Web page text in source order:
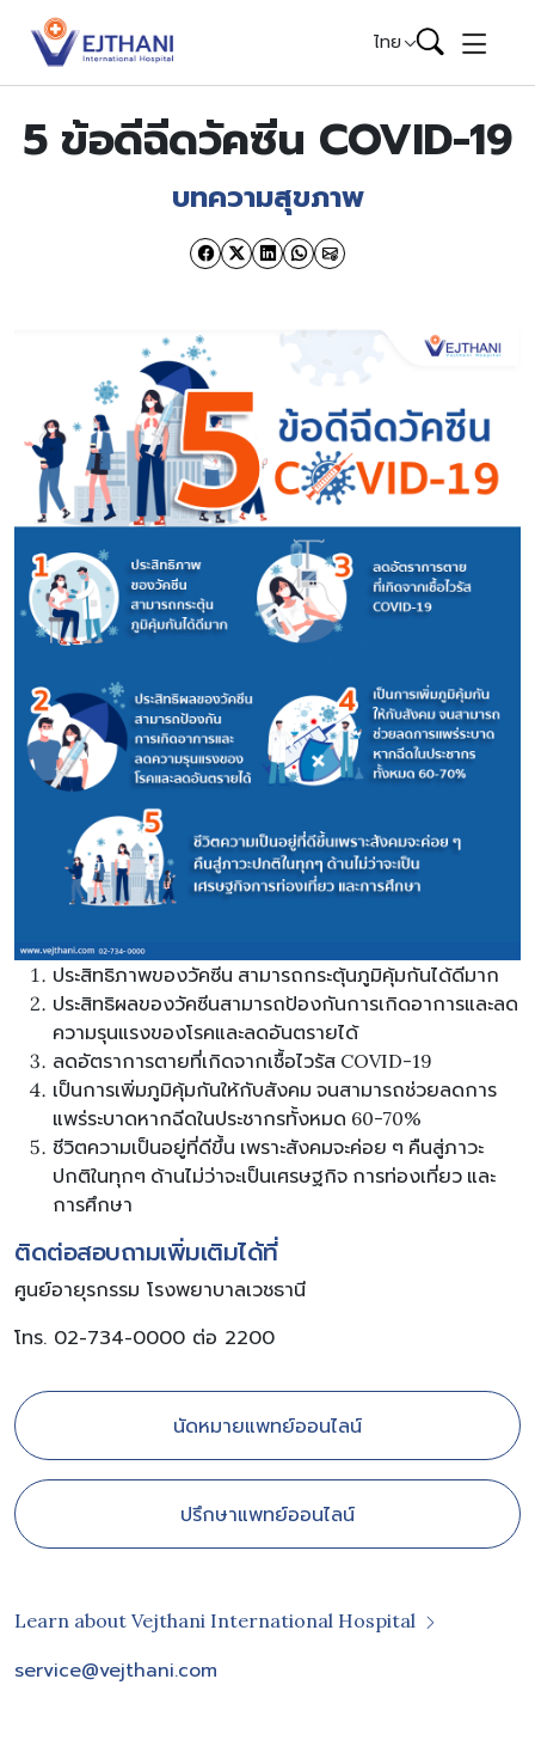
Skip to content
ไทย
5 ข้อดีฉีดวัคซีน COVID-19
บทความสุขภาพ
ประสิทธิภาพของวัคซีน สามารถกระตุ้นภูมิคุ้มกันได้ดีมาก
ประสิทธิผลของวัคซีนสามารถป้องกันการเกิดอาการและลด
ความรุนแรงของโรคและลดอันตรายได้
ลดอัตราการตายที่เกิดจากเชื้อไวรัส COVID-19
เป็นการเพิ่มภูมิคุ้มกันให้กับสังคม จนสามารถช่วยลดการ
แพร่ระบาดหากฉีดในประชากรทั้งหมด 60-70%
ชีวิตความเป็นอยู่ที่ดีขึ้น เพราะสังคมจะค่อย ๆ คืนสู่ภาวะ
ปกติในทุกๆ ด้านไม่ว่าจะเป็นเศรษฐกิจ การท่องเที่ยว และ
การศึกษา
ติดต่อสอบถามเพิ่มเติมได้ที่
ศูนย์อายุรกรรม โรงพยาบาลเวชธานี
โทร. 02-734-0000 ต่อ 2200
นัดหมายแพทย์ออนไลน์
ปรึกษาแพทย์ออนไลน์
Learn about Vejthani International Hospital
service@vejthani.com